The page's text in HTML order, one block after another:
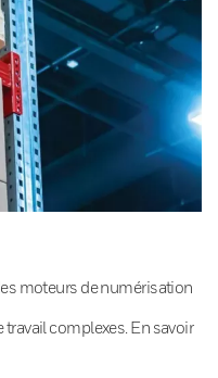
moteurs de numérisation
complexes. En savoir